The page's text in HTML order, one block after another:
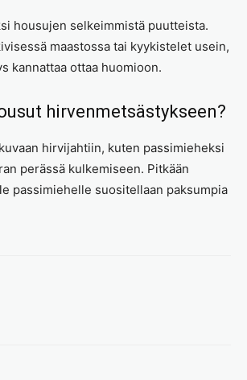
housujen selkeimmistä puutteista.
maastossa tai kyykistelet usein,
kannattaa ottaa huomioon.
hirvenmetsästykseen?
hirvijahtiin, kuten passimieheksi
perässä kulkemiseen. Pitkään
passimiehelle suositellaan paksumpia